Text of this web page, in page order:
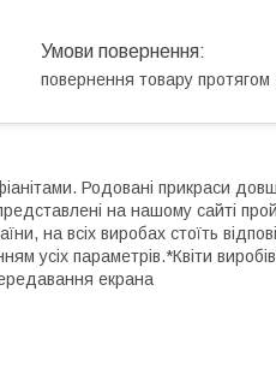
повернення товару протягом
Родовані прикраси
на нашому сайті
на всіх виробах стоїть
усіх параметрів.*Квіти
екрана